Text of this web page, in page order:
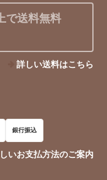
で送料無料
詳しい送料はこちら
銀行振込
いお支払方法のご案内